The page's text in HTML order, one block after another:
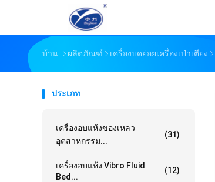
บ้าน ผลิตภัณฑ์ เครื่องบดย่อยเครื่องเป่าเตียง
ประเภท
เครื่องอบแห้งของเหลว
อุตสาหกรรม...
(31)
เครื่องอบแห้ง Vibro Fluid
Bed...
(12)